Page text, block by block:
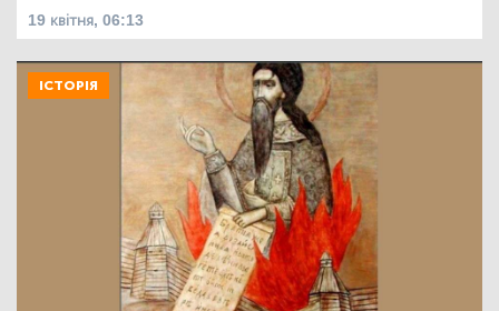
19 квітня, 06:13
ІСТОРІЯ